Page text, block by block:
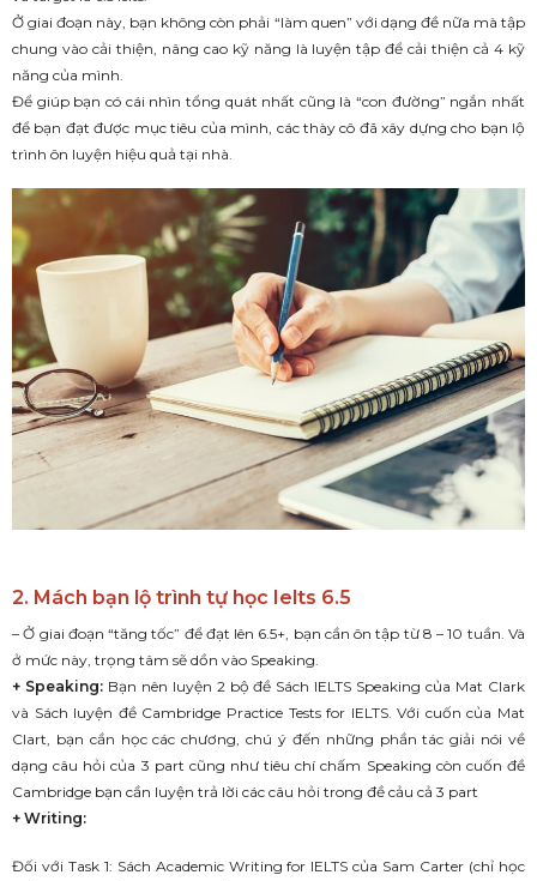
Ở giai đoạn này, bạn không còn phải “làm quen” với dạng đề nữa mà tập
chung vào cải thiện, nâng cao kỹ năng là luyện tập để cải thiện cả 4 kỹ
năng của mình.
Để giúp bạn có cái nhìn tổng quát nhất cũng là “con đường” ngắn nhất
để bạn đạt được mục tiêu của mình, các thày cô đã xây dựng cho bạn lộ
trình ôn luyện hiệu quả tại nhà.
2. Mách bạn lộ trình tự học Ielts 6.5
– Ở giai đoạn “tăng tốc” để đạt lên 6.5+, bạn cần ôn tập từ 8 – 10 tuần. Và
ở mức này, trọng tâm sẽ dồn vào Speaking.
+ Speaking: Bạn nên luyện 2 bộ đề Sách IELTS Speaking của Mat Clark
và Sách luyện đề Cambridge Practice Tests for IELTS. Với cuốn của Mat
Clart, bạn cần học các chương, chú ý đến những phần tác giải nói về
dạng câu hỏi của 3 part cũng như tiêu chí chấm Speaking còn cuốn đề
Cambridge bạn cần luyện trả lời các câu hỏi trong đề cảu cả 3 part
+ Writing:
Đối với Task 1: Sách Academic Writing for IELTS của Sam Carter (chỉ học